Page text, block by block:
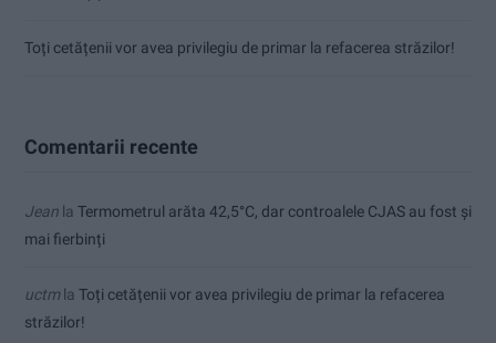
Toți cetățenii vor avea privilegiu de primar la refacerea străzilor!
Comentarii recente
Jean la Termometrul arăta 42,5°C, dar controalele CJAS au fost și
mai fierbinți
uctmla Toți cetățenii vor avea privilegiu de primar la refacerea
străzilor!